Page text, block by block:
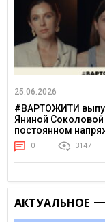
25.06.2026
#ВАРТОЖИТИ
Яниной
постоянном
0 3147
АКТУАЛЬНОЕ